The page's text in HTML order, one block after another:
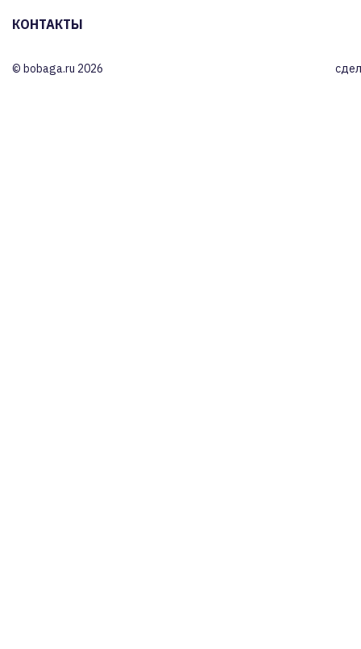
КОНТАКТЫ
© bobaga.ru 2026